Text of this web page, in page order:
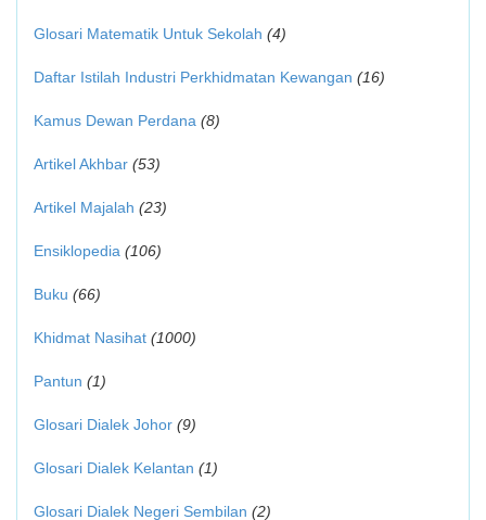
Glosari Matematik Untuk Sekolah (4)
Daftar Istilah Industri Perkhidmatan Kewangan (16)
Kamus Dewan Perdana (8)
Artikel Akhbar (53)
Artikel Majalah (23)
Ensiklopedia (106)
Buku (66)
Khidmat Nasihat (1000)
Pantun (1)
Glosari Dialek Johor (9)
Glosari Dialek Kelantan (1)
Glosari Dialek Negeri Sembilan (2)